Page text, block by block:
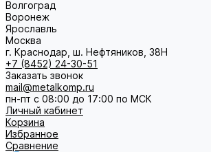
Волгоград
Воронеж
Ярославль
Москва
г. Краснодар, ш. Нефтяников, 38Н
+7 (8452) 24-30-51
Заказать звонок
mail@metalkomp.ru
пн-пт с 08:00 до 17:00 по МСК
Личный кабинет
Корзина
Избранное
Сравнение